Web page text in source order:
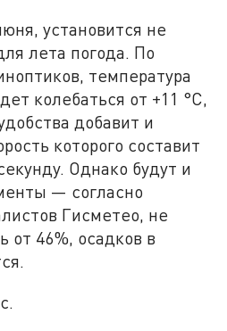
установится не
лета погода. По
температура
колебаться от +11 °C,
добавит и
которого составит
Однако будут и
— согласно
Гисметео, не
от 46%, осадков в